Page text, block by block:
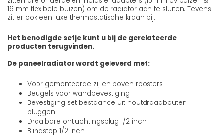
16 mm flexibele buizen) om de radiator aan te sluiten. Tevens
zit er ook een luxe thermostatische kraan bij.
Het benodigde setje kunt u bij de gerelateerde
producten terugvinden.
De paneelradiator wordt geleverd met:
Voor gemonteerde zij en boven roosters
Beugels voor wandbevestiging
Bevestiging set bestaande uit houtdraadbouten +
pluggen
Draaibare ontluchtingsplug 1/2 inch
Blindstop 1/2 inch